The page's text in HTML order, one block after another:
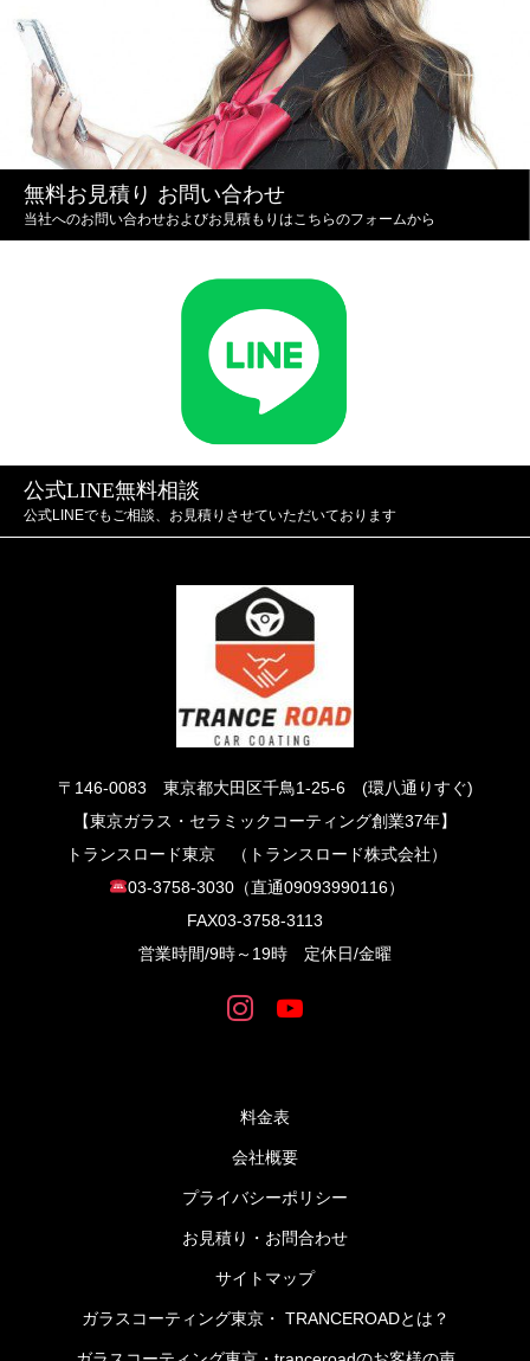
無料お見積り お問い合わせ
当社へのお問い合わせおよびお見積もりはこちらのフォームから
公式LINE無料相談
公式LINEでもご相談、お見積りさせていただいております
〒146-0083 東京都大田区千鳥1-25-6 (環八通りすぐ)
【東京ガラス・セラミックコーティング創業37年】
トランスロード東京 （トランスロード株式会社）
03-3758-3030（直通09093990116）
FAX03-3758‐3113
営業時間/9時～19時 定休日/金曜
料金表
会社概要
プライバシーポリシー
お見積り・お問合わせ
サイトマップ
ガラスコーティング東京・ TRANCEROADとは？